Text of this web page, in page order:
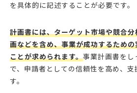
を具体的に記述することが必要です。
計画書には、ターゲット市場や競合
画などを含め、事業が成功するため
ことが求められます。事業計画書をし
で、申請者としての信頼性を高め、
す。